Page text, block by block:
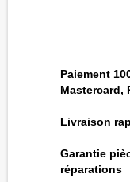
Paiement
Mastercard,
Livraison
Garantie
réparations